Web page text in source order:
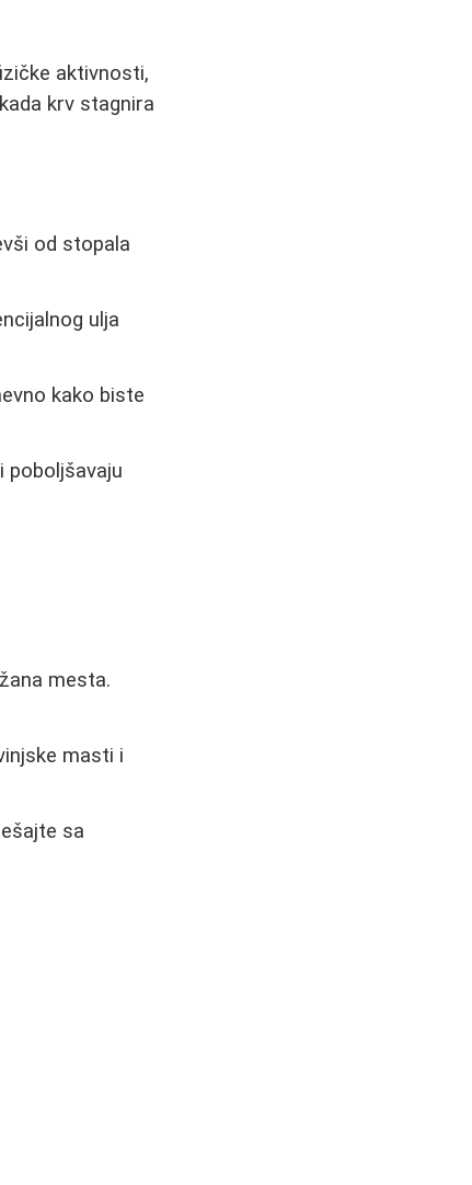
aktivnosti,
krv stagnira
od stopala
ulja
kako biste
poboljšavaju
mesta.
masti i
sa